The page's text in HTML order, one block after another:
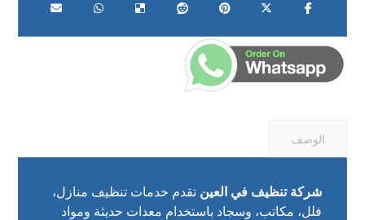
الوصف
شركة تنظيف في العين تقدم خدمات تنظيف منازل،
فلل، مكاتب، وسجاد باستخدام معدات حديثة ومواد